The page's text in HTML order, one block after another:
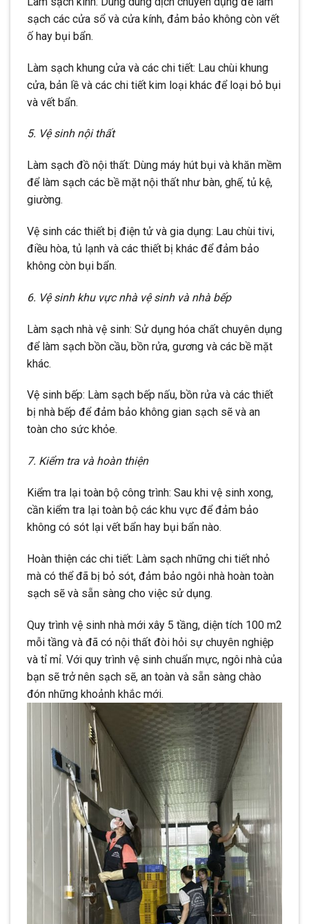
sạch các cửa sổ và cửa kính, đảm bảo không còn vết
ố hay bụi bẩn.
Làm sạch khung cửa và các chi tiết: Lau chùi khung
cửa, bản lề và các chi tiết kim loại khác để loại bỏ bụi
và vết bẩn.
5. Vệ sinh nội thất
Làm sạch đồ nội thất: Dùng máy hút bụi và khăn mềm
để làm sạch các bề mặt nội thất như bàn, ghế, tủ kệ,
giường.
Vệ sinh các thiết bị điện tử và gia dụng: Lau chùi tivi,
điều hòa, tủ lạnh và các thiết bị khác để đảm bảo
không còn bụi bẩn.
6. Vệ sinh khu vực nhà vệ sinh và nhà bếp
Làm sạch nhà vệ sinh: Sử dụng hóa chất chuyên dụng
để làm sạch bồn cầu, bồn rửa, gương và các bề mặt
khác.
Vệ sinh bếp: Làm sạch bếp nấu, bồn rửa và các thiết
bị nhà bếp để đảm bảo không gian sạch sẽ và an
toàn cho sức khỏe.
7. Kiểm tra và hoàn thiện
Kiểm tra lại toàn bộ công trình: Sau khi vệ sinh xong,
cần kiểm tra lại toàn bộ các khu vực để đảm bảo
không có sót lại vết bẩn hay bụi bẩn nào.
Hoàn thiện các chi tiết: Làm sạch những chi tiết nhỏ
mà có thể đã bị bỏ sót, đảm bảo ngôi nhà hoàn toàn
sạch sẽ và sẵn sàng cho việc sử dụng.
Quy trình vệ sinh nhà mới xây 5 tầng, diện tích 100 m2
mỗi tầng và đã có nội thất đòi hỏi sự chuyên nghiệp
và tỉ mỉ. Với quy trình vệ sinh chuẩn mực, ngôi nhà của
bạn sẽ trở nên sạch sẽ, an toàn và sẵn sàng chào
đón những khoảnh khắc mới.